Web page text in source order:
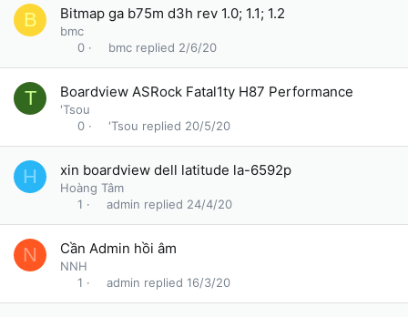
B Bitmap ga b75m d3h rev 1.0; 1.1; 1.2
bmc
0
2/6/20
bmc
T Boardview ASRock Fatal1ty H87 Performance
'Tsou
0
20/5/20
'Tsou
H xin boardview dell latitude la-6592p
Hoàng Tâm
1
24/4/20
admin
N Cần Admin hồi âm
NNH
1
16/3/20
admin